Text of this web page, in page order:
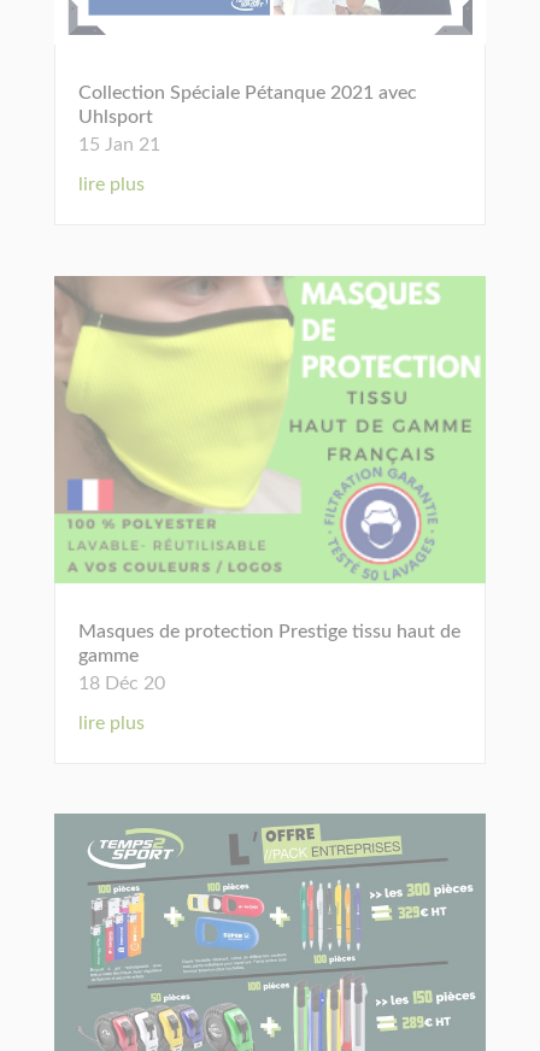
Collection Spéciale Pétanque 2021 avec
Uhlsport
15 Jan 21
lire plus
Masques de protection Prestige tissu haut de
gamme
18 Déc 20
lire plus